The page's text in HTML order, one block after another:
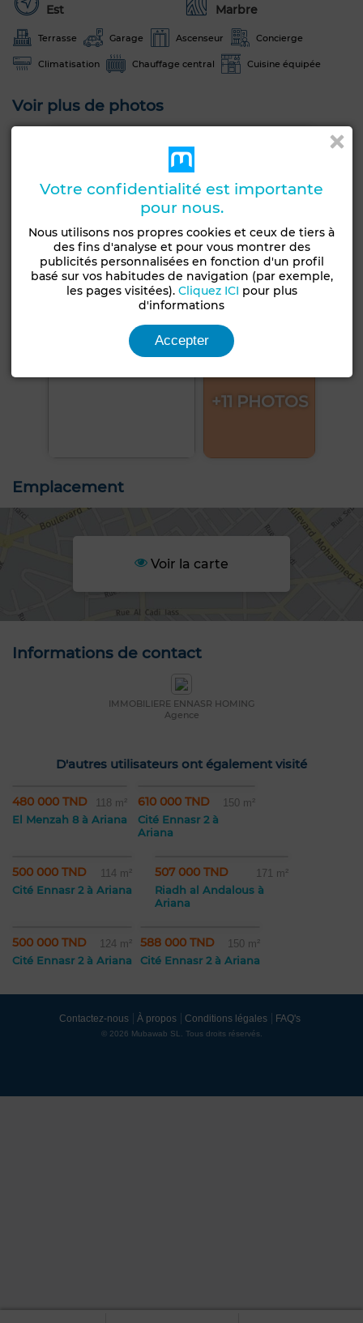
Est Marbre
Terrasse Garage Ascenseur Concierge
Climatisation Chauffage central Cuisine équipée
Voir plus de photos
+11 PHOTOS
Emplacement
Voir la carte
Informations de contact
IMMOBILIERE ENNASR HOMING
Agence
D'autres utilisateurs ont également visité
480 000 TND 118 m²
El Menzah 8 à Ariana
610 000 TND 150 m²
Cité Ennasr 2 à
Ariana
500 000 TND 114 m²
Cité Ennasr 2 à Ariana
507 000 TND 171 m²
Riadh al Andalous à
Ariana
500 000 TND 124 m²
Cité Ennasr 2 à Ariana
588 000 TND 150 m²
Cité Ennasr 2 à Ariana
Contactez-nous À propos Conditions légales FAQ's
© 2026 Mubawab SL. Tous droits réservés.
Votre confidentialité est importante
pour nous.
Nous utilisons nos propres cookies et ceux de tiers à
des fins d'analyse et pour vous montrer des
publicités personnalisées en fonction d'un profil
basé sur vos habitudes de navigation (par exemple,
les pages visitées). Cliquez ICI pour plus
d'informations
Accepter